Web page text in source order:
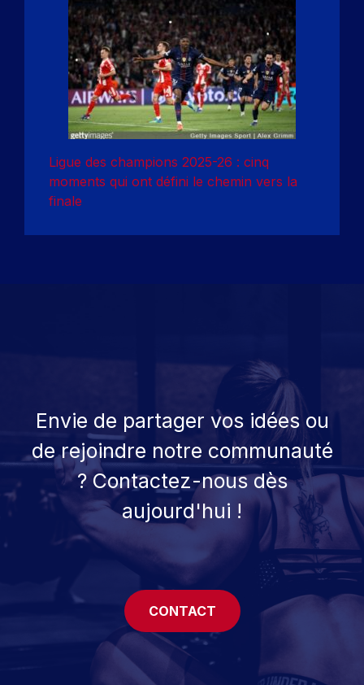
Ligue des champions 2025-26 : cinq
moments qui ont défini le chemin vers la
finale
Envie de partager vos idées ou
de rejoindre notre communauté
? Contactez-nous dès
aujourd'hui !
CONTACT